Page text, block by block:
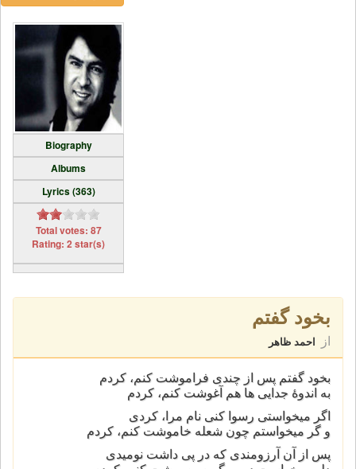
Biography
Albums
Lyrics (363)
Total votes: 87
Rating: 2 star(s)
بخود گفتم
از احمد ظاهر
بخود گفتم پس از چندی فراموشت کنم، کردم
به اندوۀ جدايی ها هم آغوشت کنم، کردم
اگر ميخواستی رسوا کنی نام مرا، کردی
و گر ميخواستم چون شعله خاموشت کنم، کردم
پس از آن آرزومندی که در پی داشت نوميدی